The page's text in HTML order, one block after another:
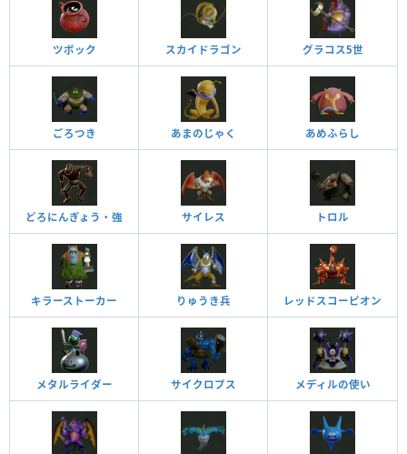
ツボック スカイドラゴン グラコス5世
ごろつき あまのじゃく あめふらし
どろにんぎょう・強 サイレス トロル
キラーストーカー りゅうき兵 レッドスコーピオン
メタルライダー サイクロプス メディルの使い